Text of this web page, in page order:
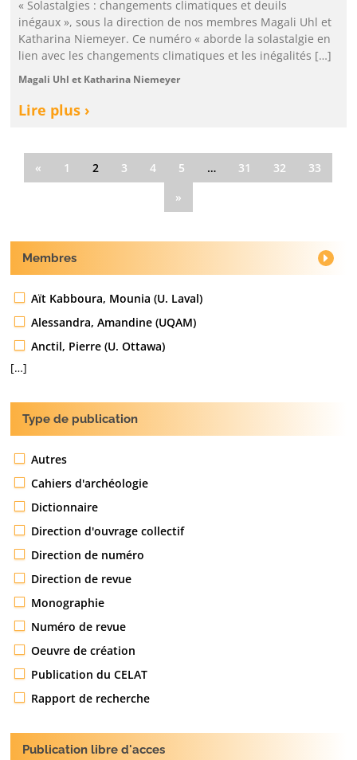
« Solastalgies : changements climatiques et deuils
inégaux », sous la direction de nos membres Magali Uhl et
Katharina Niemeyer. Ce numéro « aborde la solastalgie en
lien avec les changements climatiques et les inégalités […]
Magali Uhl et Katharina Niemeyer
Lire plus ›
« 1 2 3 4 5 … 31 32
33
»
Membres
Aït Kabboura, Mounia (U. Laval)
Alessandra, Amandine (UQAM)
Anctil, Pierre (U. Ottawa)
[…]
Type de publication
Autres
Cahiers d'archéologie
Dictionnaire
Direction d'ouvrage collectif
Direction de numéro
Direction de revue
Monographie
Numéro de revue
Oeuvre de création
Publication du CELAT
Rapport de recherche
Publication libre d'acces